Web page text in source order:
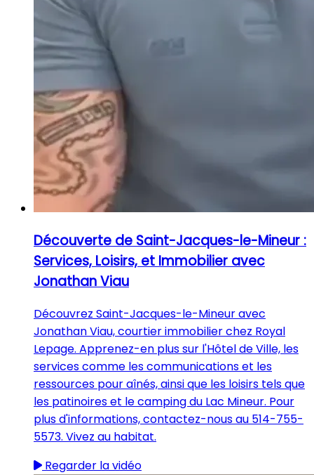
Découverte de Saint-Jacques-le-Mineur :
Services, Loisirs, et Immobilier avec
Jonathan Viau
Découvrez Saint-Jacques-le-Mineur avec
Jonathan Viau, courtier immobilier chez Royal
Lepage. Apprenez-en plus sur l'Hôtel de Ville, les
services comme les communications et les
ressources pour aînés, ainsi que les loisirs tels que
les patinoires et le camping du Lac Mineur. Pour
plus d'informations, contactez-nous au 514-755-
5573. Vivez au habitat.
Regarder la vidéo